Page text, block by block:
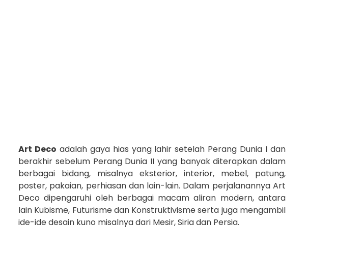
Art Deco adalah gaya hias yang lahir setelah Perang Dunia I dan
berakhir sebelum Perang Dunia II yang banyak diterapkan dalam
berbagai bidang, misalnya eksterior, interior, mebel, patung,
poster, pakaian, perhiasan dan lain-lain. Dalam perjalanannya Art
Deco dipengaruhi oleh berbagai macam aliran modern, antara
lain Kubisme, Futurisme dan Konstruktivisme serta juga mengambil
ide-ide desain kuno misalnya dari Mesir, Siria dan Persia.